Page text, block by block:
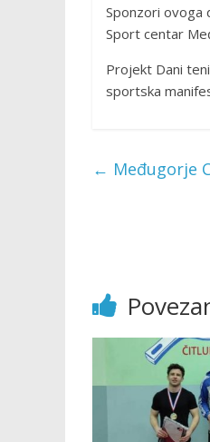
Sponzori ovoga
Sport centar
Projekt Dani
sportska
← Međugorje